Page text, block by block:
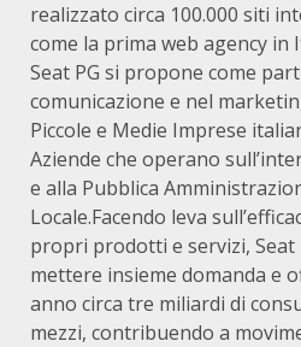
realizzato circa 100.000 siti
come la prima web agency in
Seat PG si propone come
comunicazione e nel
Piccole e Medie Imprese
Aziende che operano
e alla Pubblica
Locale.Facendo leva
propri prodotti e servizi, Seat
mettere insieme domanda e
anno circa tre miliardi di
mezzi, contribuendo a